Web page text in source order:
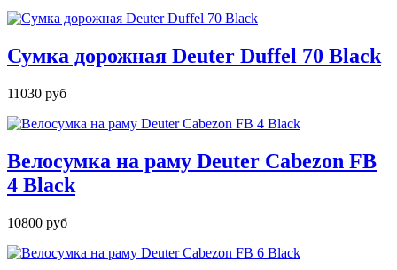
Сумка дорожная Deuter Duffel 70 Black
11030 руб
Велосумка на раму Deuter Cabezon FB
4 Black
10800 руб